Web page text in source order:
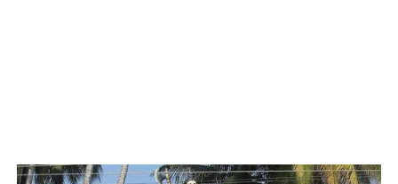
CINEMA